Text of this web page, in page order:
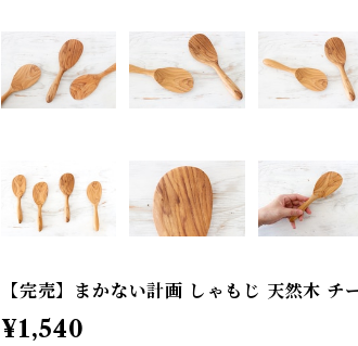
【完売】まかない計画 しゃもじ 天然木
¥1,540